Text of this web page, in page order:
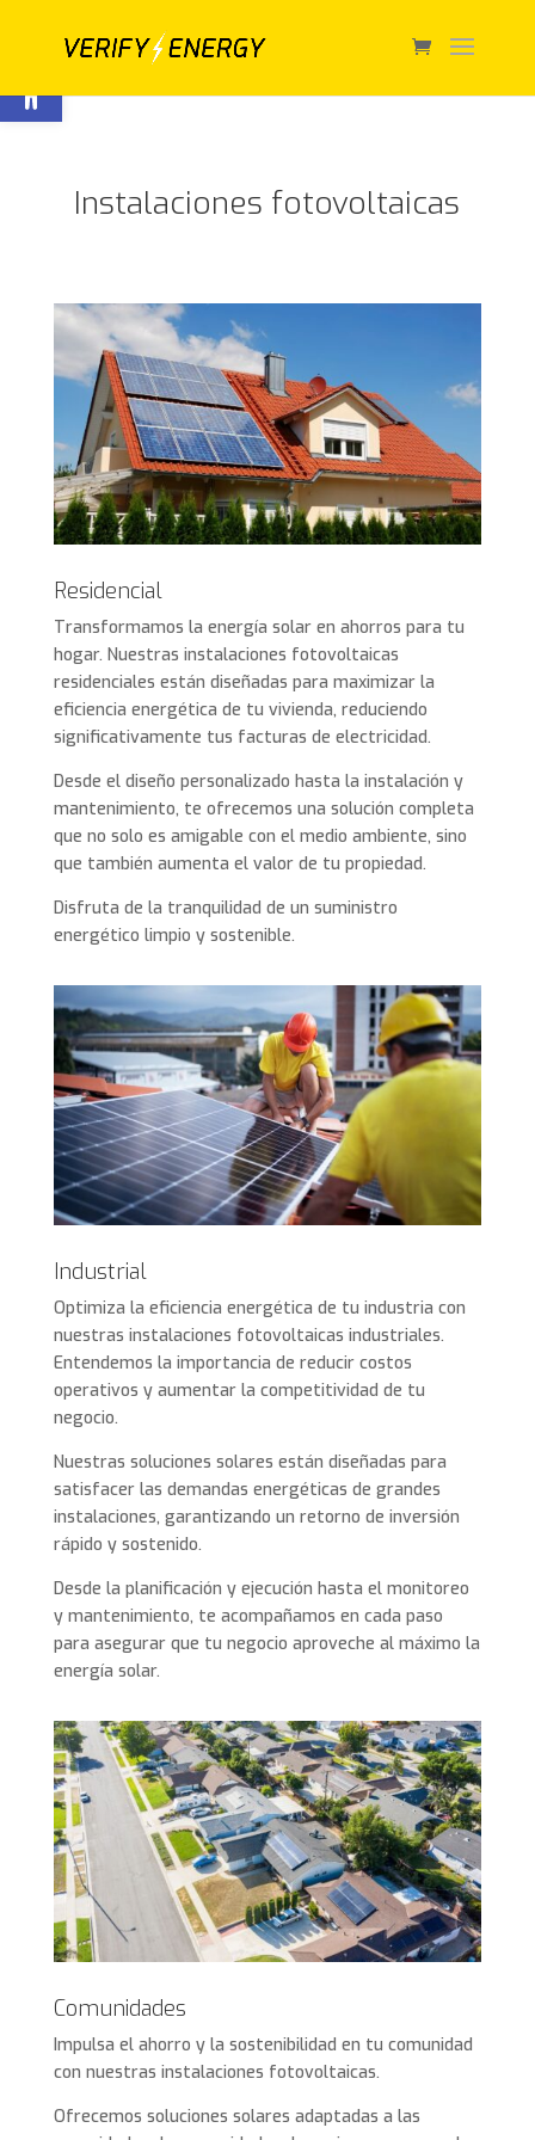
Abrir barra de herramientas
Instalaciones fotovoltaicas
Residencial
Transformamos la energía solar en ahorros para tu
hogar. Nuestras instalaciones fotovoltaicas
residenciales están diseñadas para maximizar la
eficiencia energética de tu vivienda, reduciendo
significativamente tus facturas de electricidad.
Desde el diseño personalizado hasta la instalación y
mantenimiento, te ofrecemos una solución completa
que no solo es amigable con el medio ambiente, sino
que también aumenta el valor de tu propiedad.
Disfruta de la tranquilidad de un suministro
energético limpio y sostenible.
Industrial
Optimiza la eficiencia energética de tu industria con
nuestras instalaciones fotovoltaicas industriales.
Entendemos la importancia de reducir costos
operativos y aumentar la competitividad de tu
negocio.
Nuestras soluciones solares están diseñadas para
satisfacer las demandas energéticas de grandes
instalaciones, garantizando un retorno de inversión
rápido y sostenido.
Desde la planificación y ejecución hasta el monitoreo
y mantenimiento, te acompañamos en cada paso
para asegurar que tu negocio aproveche al máximo la
energía solar.
Comunidades
Impulsa el ahorro y la sostenibilidad en tu comunidad
con nuestras instalaciones fotovoltaicas.
Ofrecemos soluciones solares adaptadas a las